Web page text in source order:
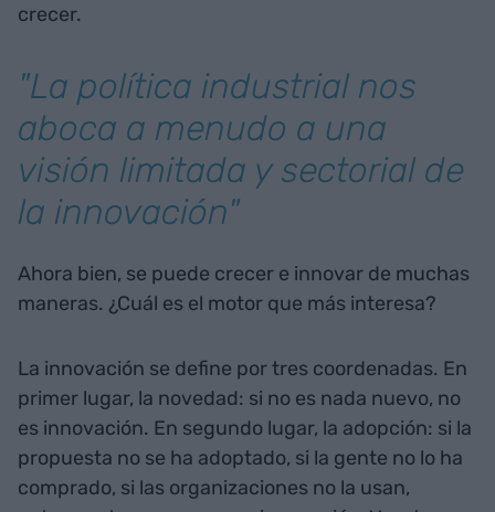
crecer.
"La política industrial nos
aboca a menudo a una
visión limitada y sectorial de
la innovación"
Ahora bien, se puede crecer e innovar de muchas
maneras. ¿Cuál es el motor que más interesa?
La innovación se define por tres coordenadas. En
primer lugar, la novedad: si no es nada nuevo, no
es innovación. En segundo lugar, la adopción: si la
propuesta no se ha adoptado, si la gente no lo ha
comprado, si las organizaciones no la usan,